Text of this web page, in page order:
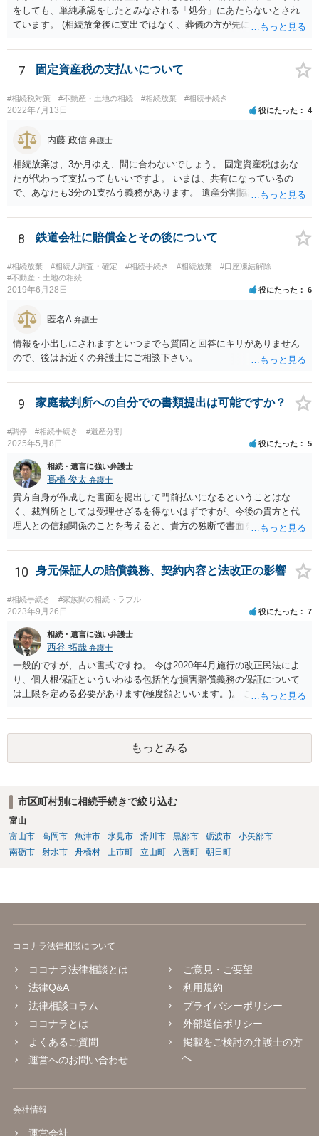
をしても、単純承認をしたとみなされる「処分」にあたらないとされ
ています。 (相続放棄後に支出ではなく、葬儀の方が先に来るのが通常
述の手続ということだと思いますが) ただ、葬儀費用ならいくらでもよ
いということではなく、身分相応の、社会的儀式として当然認められ
に葬儀費用を支出する経済力がなく、質素な葬儀を行った費用であれ
ば相続財産から支出しても単純承認と認められない可能性が高いの
7 固定資産税の支払いについて
#相続税対策 #不動産・土地の相続 #相続放棄 #相続手続き
2022年7月13日 役にたった 4
内藤 政信 弁護士
相続放棄は、3か月ゆえ、間に合わないでしょう。 固定資産税はあな
たが代わって支払ってもいいですよ。 いまは、共有になっているの
で、あなたも3分の1支払う義務があります。 遺産分割協議をして、不
払い義務があります。
8 鉄道会社に賠償金とその後について
#相続放棄 #相続人調査・確定 #相続手続き #相続放棄
#口座凍結解除
#不動産・土地の相続
2019年6月28日 役にたった 6
匿名A 弁護士
情報を小出しにされますといつまでも質問と回答にキリがありません
ので、後はお近くの弁護士にご相談下さい。
9 家庭裁判所への自分での書類提出は可能ですか？
#調停 #相続手続き #遺産分割
2025年5月8日 役にたった 5
相続・遺言に強い弁護士
髙橋 俊太 弁護士
貴方自身が作成した書面を提出して門前払いになるということはな
く、裁判所としては受理せざるを得ないはずですが、今後の貴方と代
理人との信頼関係のことを考えると、貴方の独断で書面を提出したり
士が主張書面の提出を渋っているようですが、弁護士として提出の実
益がないと考えている可能性もあると思いますので、そのあたりも含
います。単に面倒臭いということで書面提出をしないということであ
れば、当該弁護士との委任関係を修了した上で、貴方のほうで書面提
出することを検討なさった方がよいでしょう。
10 身元保証人の賠償義務、契約内容と法改正の影響
#相続手続き #家族間の相続トラブル
2023年9月26日 役にたった 7
相続・遺言に強い弁護士
西谷 拓哉 弁護士
一般的ですが、古い書式ですね。 今は2020年4月施行の改正民法によ
り、個人根保証といういわゆる包括的な損害賠償義務の保証について
は上限を定める必要があります(極度額といいます。)。 この書式にサ
り、会社側は請求できない可能性が高そうです。
もっとみる
市区町村別に相続手続きで絞り込む
富山
富山市
高岡市 魚津市 氷見市 滑川市 黒部市 砺波市
小矢部市
南砺市
射水市 舟橋村 上市町 立山町 入善町 朝日町
ココナラ法律相談について
ココナラ法律相談とは
法律Q&A
法律相談コラム
ココナラとは
よくあるご質問
運営へのお問い合わせ
ご意見・ご要望
利用規約
プライバシーポリシー
外部送信ポリシー
掲載をご検討の弁護士の方
へ
会社情報
運営会社